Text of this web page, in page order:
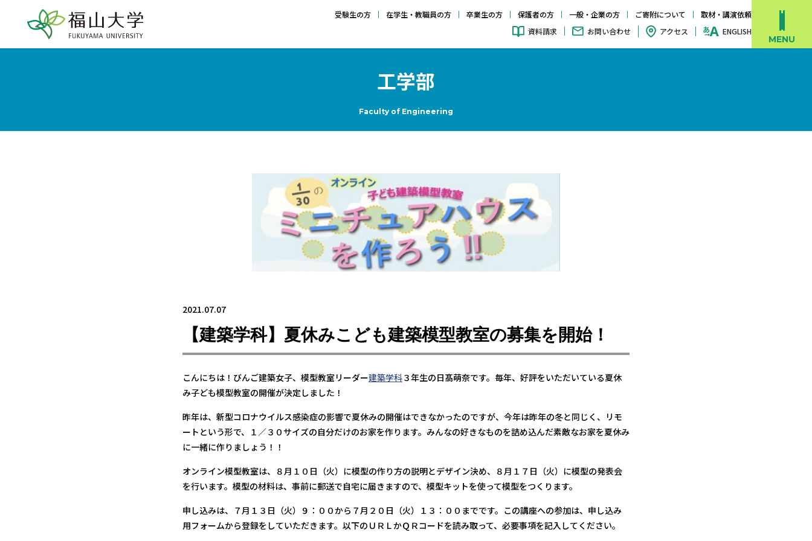
受験生の方 在学生・教職員の方 卒業生の方 保護者の方 一般・企業の方 ご寄附について
取材・講演依頼
資料請求
お問い合わせ アクセス ENGLISH
工学部
Faculty of Engineering
2021.07.07
【建築学科】夏休みこども建築模型教室の募集を開始！
こんにちは！びんご建築女子、模型教室リーダー建築学科３年生の日髙萌奈です。毎年、好評をいただいている夏休
み子ども模型教室の開催が決定しました！
昨年は、新型コロナウイルス感染症の影響で夏休みの開催はできなかったのですが、今年は昨年の冬と同じく、リモ
ートという形で、１／３０サイズの自分だけのお家を作ります。みんなの好きなものを詰め込んだ素敵なお家を夏休み
に一緒に作りましょう！！
オンライン模型教室は、８月１０日（火）に模型の作り方の説明とデザイン決め、８月１７日（火）に模型の発表会
を行います。模型の材料は、事前に郵送で自宅に届きますので、模型キットを使って模型をつくります。
申し込みは、７月１３日（火）９：００から７月２０日（火）１３：００までです。この講座への参加は、申し込み
用フォームから登録をしていただきます。以下のＵＲＬかＱＲコードを読み取って、必要事項を記入してください。